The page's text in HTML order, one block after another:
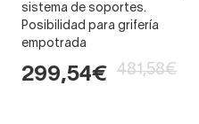
sistema de soportes.
Posibilidad para grifería
empotrada
299,54€ 481,58€